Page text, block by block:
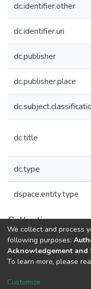
dc.identifier.other
dc.identifier.uri
dc.publisher
dc.publisher.place
dc.title
dc.type
dspace.entity.type
Collections
Políticas de Ciencia,
DSpace software
Cookie
We collect and process
following purposes:
Acknowledgement and
To learn more, please
Customize